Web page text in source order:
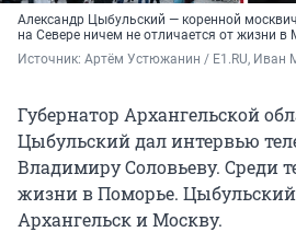
Александр Цыбульский — коренной
на Севере ничем не отличается от жизни в
Источник: Артём Устюжанин / E1.RU, Иван
Губернатор Архангельской
Цыбульский дал интервью
Владимиру Соловьеву. Среди
жизни в Поморье.
Архангельск и Москву.